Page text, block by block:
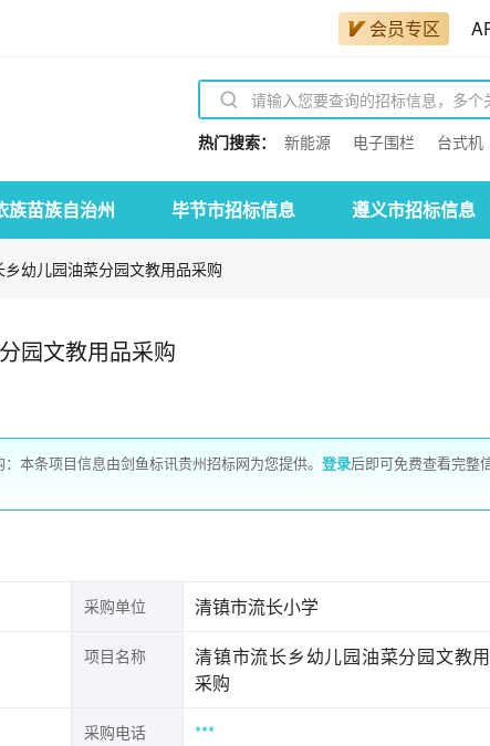
会员专区
热门搜索： 新能源 电子围栏 台式机
族苗族自治州 毕节市招标信息 遵义市招标信息
乡幼儿园油菜分园文教用品采购
园文教用品采购
本条项目信息由剑鱼标讯贵州招标网为您提供。 登录后即可免费查看完整
采购单位 清镇市流长小学
项目名称
清镇市流长乡幼儿园油菜分园文教
采购
采购电话 ***